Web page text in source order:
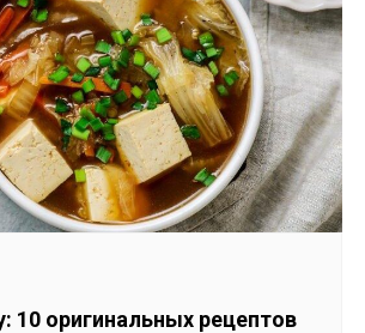
10 оригинальных рецептов